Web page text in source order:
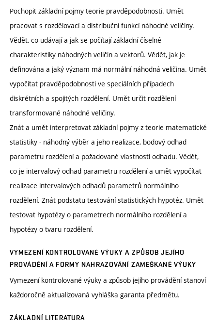
Pochopit základní pojmy teorie pravděpodobnosti. Umět
pracovat s rozdělovací a distribuční funkcí náhodné veličiny.
Vědět, co udávají a jak se počítají základní číselné
charakteristiky náhodných veličin a vektorů. Vědět, jak je
definována a jaký význam má normální náhodná veličina. Umět
vypočítat pravděpodobnosti ve speciálních případech
diskrétních a spojitých rozdělení. Umět určit rozdělení
transformované náhodné veličiny.
Znát a umět interpretovat základní pojmy z teorie matematické
statistiky - náhodný výběr a jeho realizace, bodový odhad
parametru rozdělení a požadované vlastnosti odhadu. Vědět,
co je intervalový odhad parametru rozdělení a umět vypočítat
realizace intervalových odhadů parametrů normálního
rozdělení. Znát podstatu testování statistických hypotéz. Umět
testovat hypotézy o parametrech normálního rozdělení a
hypotézy o tvaru rozdělení.
VYMEZENÍ KONTROLOVANÉ VÝUKY A ZPŮSOB JEJÍHO
PROVÁDĚNÍ A FORMY NAHRAZOVÁNÍ ZAMEŠKANÉ VÝUKY
Vymezení kontrolované výuky a způsob jejího provádění stanoví
každoročně aktualizovaná vyhláška garanta předmětu.
ZÁKLADNÍ LITERATURA